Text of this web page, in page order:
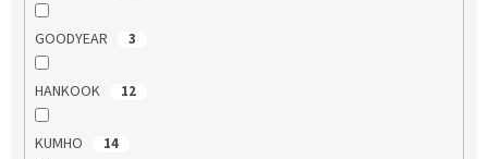
GOODYEAR 3
HANKOOK 12
KUMHO 14